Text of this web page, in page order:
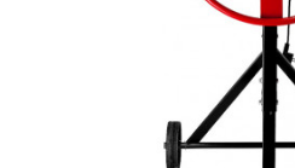
Удобное средство для
строительных
и надёжными агрегатами
Корпус ёмкости
из стали толщиной 2 мм